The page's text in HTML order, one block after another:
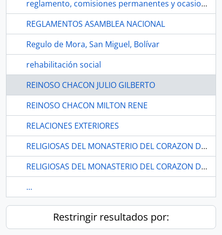
reglamento, comisiones permanentes y ocasionales
REGLAMENTOS ASAMBLEA NACIONAL
Regulo de Mora, San Miguel, Bolívar
rehabilitación social
REINOSO CHACON JULIO GILBERTO
REINOSO CHACON MILTON RENE
RELACIONES EXTERIORES
RELIGIOSAS DEL MONASTERIO DEL CORAZON DE JESUS DE LAS CARMELITAS DESCALZAS. IBARRA.
RELIGIOSAS DEL MONASTERIO DEL CORAZON DE JESUS DE LAS CARMELITAS DESCALZAS. IBARRA.
...
Restringir resultados por: